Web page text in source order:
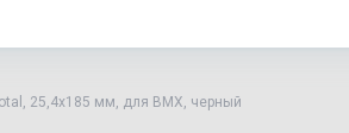
25,4x185 мм, для BMX, черный